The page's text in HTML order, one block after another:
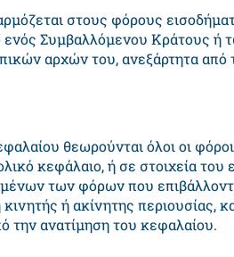
στους φόρους
ενός Συμβαλλόμενου Κράτους ή
αρχών του, ανεξάρτητα από
θεωρούνται όλοι οι
κεφάλαιο, ή σε στοιχεία του
των φόρων που
ή ακίνητης περιουσίας,
την ανατίμηση του κεφαλαίου.